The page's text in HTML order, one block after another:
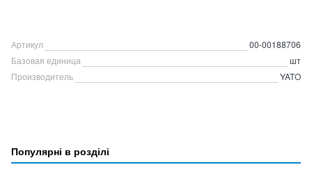
Артикул
00-00188706
Базовая единица
шт
Производитель
YATO
Популярні в розділі